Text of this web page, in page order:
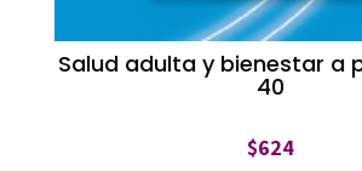
Salud adulta y bienestar a
40
$624